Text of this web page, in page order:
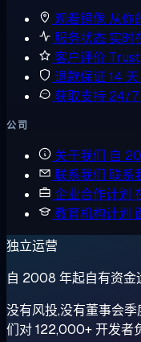
观看镜像 从你
服务状态 实时
客户评价
退款保证 14
获取支持 24/7
公司
关于我们 自
联系我们 联系
企业合作计划
教育机构计划
独立运营
自 2008 年起自有资金
没有风投,没有董事会
们对 122,000+ 开发者